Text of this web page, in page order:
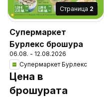
Cтраница 2
Супермаркет
Бурлекс брошура
06.08. - 12.08.2026
Супермаркет Бурлекс
Цена в
брошурата